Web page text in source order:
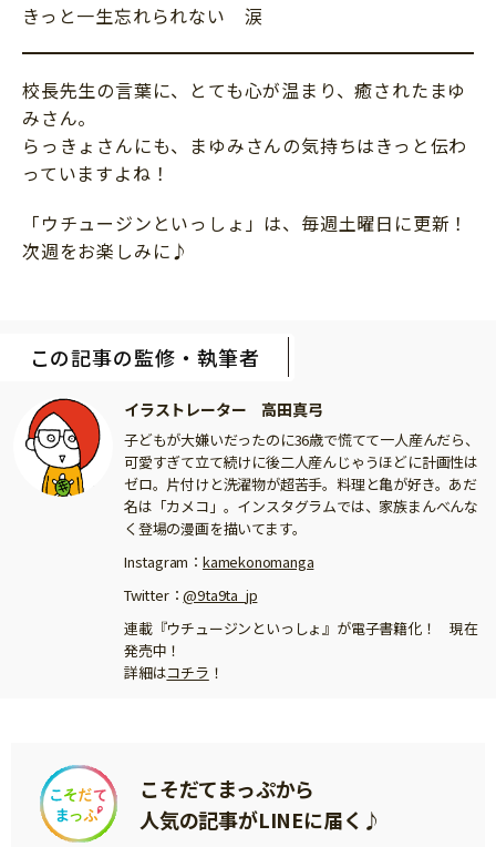
きっと一生忘れられない 涙
校長先生の言葉に、とても心が温まり、癒されたまゆ
みさん。
らっきょさんにも、まゆみさんの気持ちはきっと伝わ
っていますよね！
「ウチュージンといっしょ」は、毎週土曜日に更新！
次週をお楽しみに♪
この記事の監修・執筆者
イラストレーター 高田真弓
子どもが大嫌いだったのに36歳で慌てて一人産んだら、
可愛すぎて立て続けに後二人産んじゃうほどに計画性は
ゼロ。片付けと洗濯物が超苦手。料理と亀が好き。あだ
名は「カメコ」。インスタグラムでは、家族まんべんな
く登場の漫画を描いてます。
Instagram： kamekonomanga
Twitter：@9ta9ta_jp
連載『ウチュージンといっしょ』が電子書籍化！ 現在
発売中！
詳細はコチラ ！
こそだてまっぷから
人気の記事がLINEに届く♪